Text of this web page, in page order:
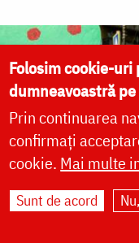
Folosim cookie-
dumneavoastră
Prin continuarea
confirmați
cookie. Mai multe
Sunt de acord